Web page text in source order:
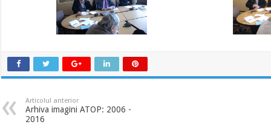
Articolul anterior
Arhiva imagini ATOP: 2006 -
2016